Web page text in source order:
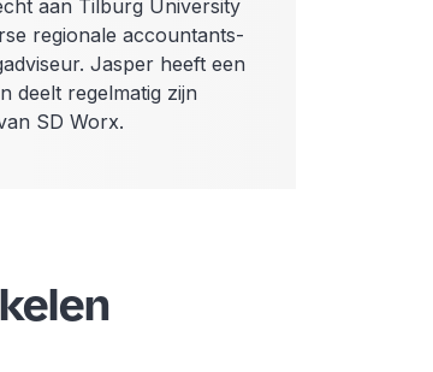
aan Tilburg University
regionale accountants-
Jasper heeft een
deelt regelmatig zijn
SD Worx.